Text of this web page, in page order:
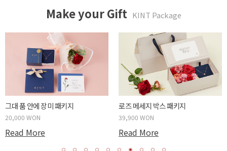
Make your Gift KINT Package
튤립같은 너에게 패키지
20,000 WON
Read More
카네이션 메세지 박스 패키지
39,900 WON
Read More